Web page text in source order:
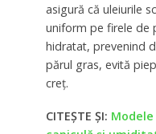
asigură că uleiurile
uniform pe firele de
hidratat, prevenind
părul gras, evită
creț.
CITEȘTE ȘI: Modele